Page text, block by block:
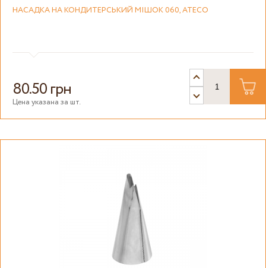
НАСАДКА НА КОНДИТЕРСЬКИЙ МІШОК 060, ATECO
80.50 грн
Цена указана за шт.